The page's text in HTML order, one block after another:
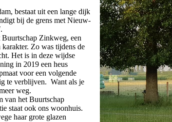
bestaat uit een lange dijk
bij de grens met Nieuw-
Zinkweg, een
Zo was tijdens de
Het is in deze wijdse
in 2019 een heus
voor een volgende
te verblijven. Want als je
weg.
van het Buurtschap
staat ook ons woonhuis.
haar grote glazen